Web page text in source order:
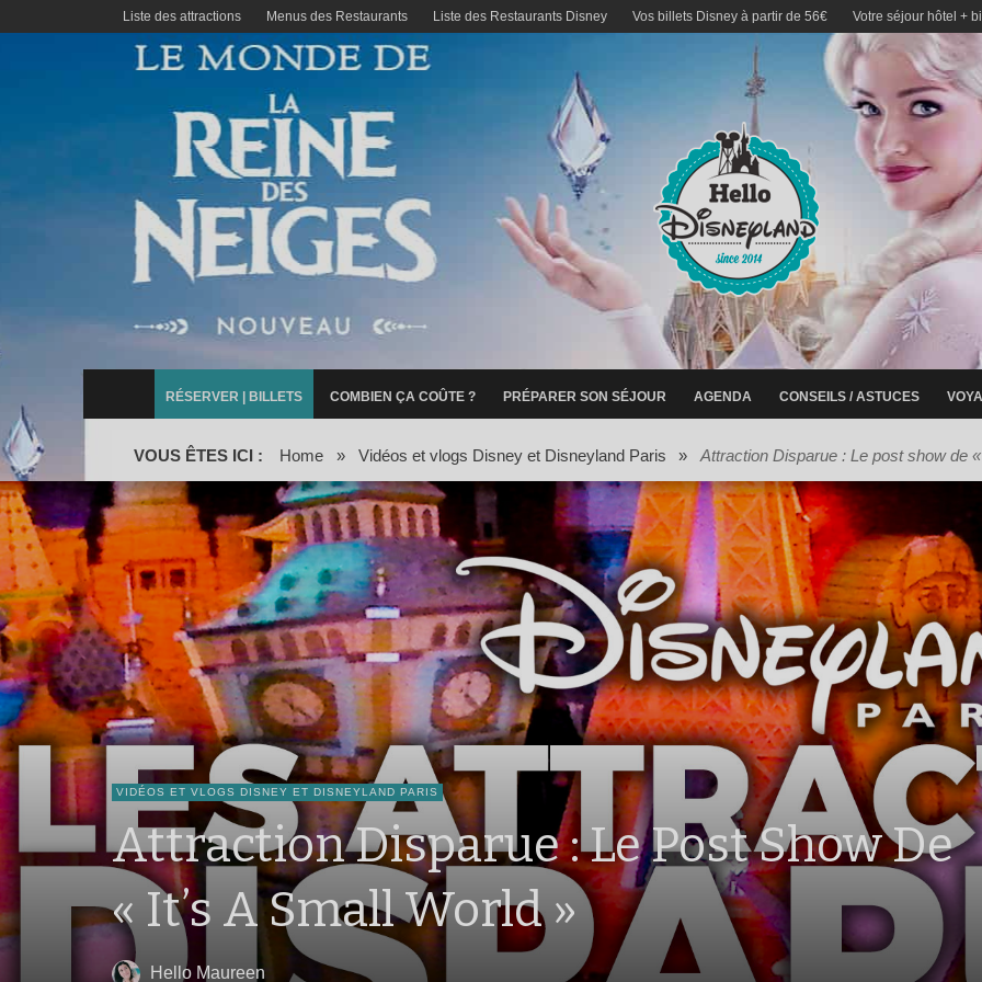
Liste des attractions Menus des Restaurants Liste des Restaurants Disney Vos billets Disney à partir de 56€ Votre séjour hôtel +
RÉSERVER | BILLETS COMBIEN ÇA COÛTE ? PRÉPARER SON SÉJOUR AGENDA CONSEILS / ASTUCES
VOUS ÊTES ICI : Home » Vidéos et vlogs Disney et Disneyland Paris » Attraction Disparue : Le post show de
VIDÉOS ET VLOGS DISNEY ET DISNEYLAND PARIS
Attraction Disparue : Le Post Show De
« It’s A Small World »
Hello Maureen